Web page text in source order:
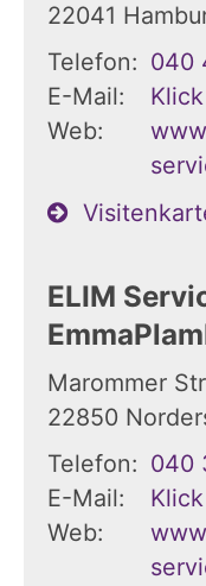
22041
Telefon: 040
E-Mail:
Web:
ELIM
Marommer
22850
Telefon: 040
E-Mail:
Web: